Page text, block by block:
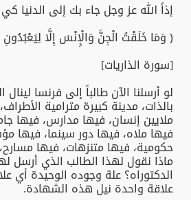
إذاً الله عز وجل جاء بك إلى الدنيا
﴿ وَمَا خَلَقْتُ الْجِنَّ وَالْإِنْسَ إِلَّا لِيَعْبُدُونِ
[سورة الذاريات]
لو أرسلنا الآن طالباً إلى فرنسا
بالذات، مدينة كبيرة مترامية
ملايين إنسان، فيها مدارس، فيها
فيها ملاه، فيها دور سينما، فيها
حكومية، فيها متنزهات، فيها
ماذا نقول لهذا الطالب الذي أرسل
الدكتوراه؟ علة وجوده الوحيدة أي
علاقة واحدة نيل هذه الشهادة.